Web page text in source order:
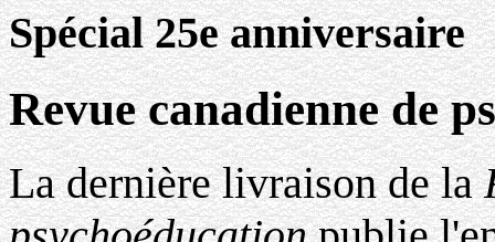
Spécial 25e anniversaire
Revue canadienne de
La dernière livraison de la